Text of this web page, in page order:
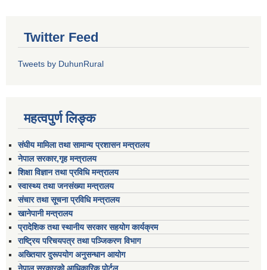
Twitter Feed
Tweets by DuhunRural
महत्वपुर्ण लिङ्क
संघीय मामिला तथा सामान्य प्रशासन मन्त्रालय
नेपाल सरकार,गृह मन्त्रालय
शिक्षा विज्ञान तथा प्रविधि मन्त्रालय
स्वास्थ्य तथा जनसंख्या मन्त्रालय
संचार तथा सूचना प्रविधि मन्त्रालय
खानेपानी मन्त्रालय
प्रादेशिक तथा स्थानीय सरकार सहयोग कार्यक्रम
राष्ट्रिय परिचयपत्र तथा पञ्जिकरण विभाग
अख्तियार दुरूपयोग अनुसन्धान आयोग